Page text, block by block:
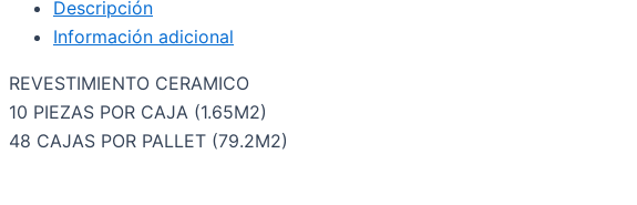
Descripción
Información adicional
REVESTIMIENTO CERAMICO
10 PIEZAS POR CAJA (1.65M2)
48 CAJAS POR PALLET (79.2M2)